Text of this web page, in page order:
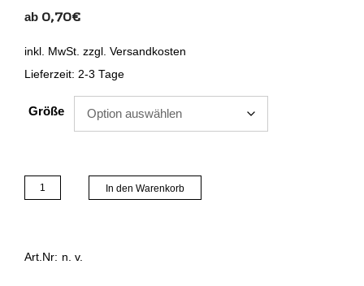
ab 0,70€
inkl. MwSt. zzgl. Versandkosten
Lieferzeit: 2-3 Tage
Größe
Gelrohr
Menge
In den Warenkorb
Art.Nr: n. v.